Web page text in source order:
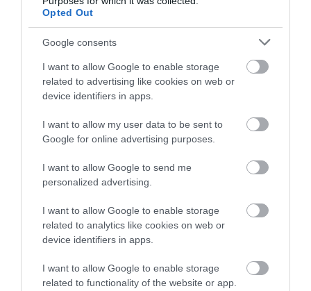
Opted Out
Google consents
I want to allow Google to enable storage
related to advertising like cookies on web or
device identifiers in apps.
I want to allow my user data to be sent to
Google for online advertising purposes.
I want to allow Google to send me
personalized advertising.
I want to allow Google to enable storage
related to analytics like cookies on web or
device identifiers in apps.
I want to allow Google to enable storage
related to functionality of the website or app.
két sportberuházáshoz szükséges állami
források elnyerésére is. Az egyik az érsekkerti
rekortán futókör, amelyhez 50 millió forint
támogatást nyerhetünk el, illetve a
négyévszakos, fedett jégpálya is elkészülhet
Mirkóczki Ádám sajtótájékoztatójával
párhuzamosan az egri Fidesz
frakcióvezetője, Oroján Sándor is
tájékoztatót tartott az egri költségvetés
témájában. AHeoltudósítása szerint
elmondta: az önkormányzat valójában
"eldugta a pénzt", és most panaszkodik,